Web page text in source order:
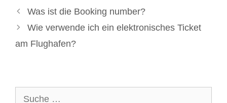
Was ist die Booking number?
Wie verwende ich ein elektronisches Ticket
am Flughafen?